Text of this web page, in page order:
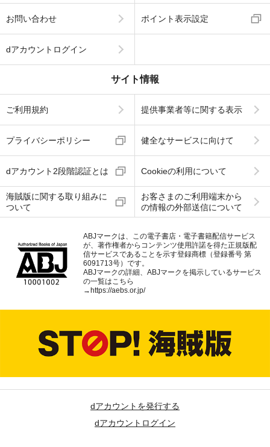
お問い合わせ ポイント表示設定
dアカウントログイン
サイト情報
ご利用規約 提供事業者等に関する表示
プライバシーポリシー 健全なサービスに向けて
dアカウント2段階認証とは Cookieの利用について
海賊版に関する取り組みに
ついて
お客さまのご利用端末から
の情報の外部送信について
ABJマークは、この電子書店・電子書籍配信サービス
が、著作権者からコンテンツ使用許諾を得た正規版配
信サービスであることを示す登録商標（登録番号 第
6091713号）です。
ABJマークの詳細、ABJマークを掲示しているサービス
の一覧はこちら
→ https://aebs.or.jp/
dアカウントを発行する
dアカウントログイン